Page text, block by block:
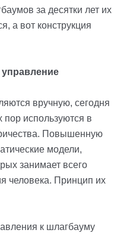
за десятки лет их
а вот конструкция
вручную, сегодня
пор используются в
Повышенную
модели,
занимает всего
человека. Принцип их
к шлагбауму